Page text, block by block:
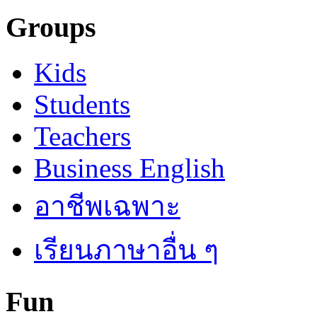
Groups
Kids
Students
Teachers
Business English
อาชีพเฉพาะ
เรียนภาษาอื่น ๆ
Fun